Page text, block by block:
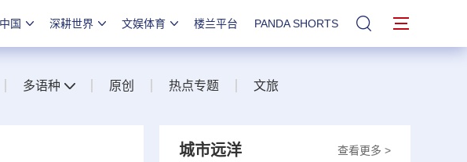
国 深耕世界 文娱体育 楼兰平台 PANDA SHORTS 站内搜索
多语种 原创 热点专题 文旅
查看更多 >
城市远洋